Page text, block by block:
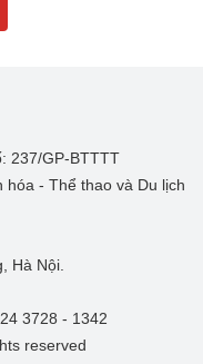
237/GP-BTTTT
hóa - Thể thao và Du lịch
Hà Nội.
3728 - 1342
reserved